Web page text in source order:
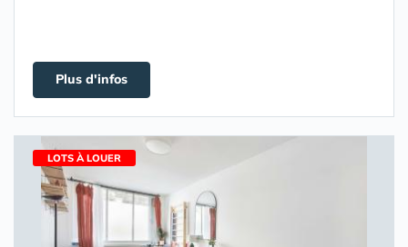
Plus d'infos
LOTS À LOUER